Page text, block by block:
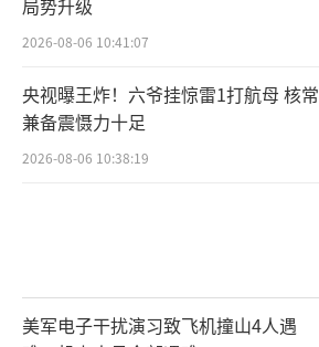
局势升级
2026-08-06 10:41:07
央视曝王炸！六爷挂惊雷1打航母 核常
兼备震慑力十足
2026-08-06 10:38:19
美军电子干扰演习致飞机撞山4人遇